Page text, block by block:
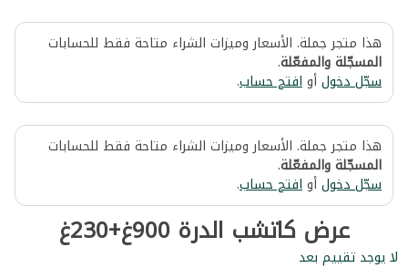
هذا متجر جملة. الأسعار وميزات الشراء متاحة فقط للحسابات
المسجّلة والمفعّلة.
سجّل دخولأوافتح حساب.
هذا متجر جملة. الأسعار وميزات الشراء متاحة فقط للحسابات
المسجّلة والمفعّلة.
سجّل دخولأوافتح حساب.
عرض كاتشب الدرة 900غ+230غ
لا يوجد تقييم بعد